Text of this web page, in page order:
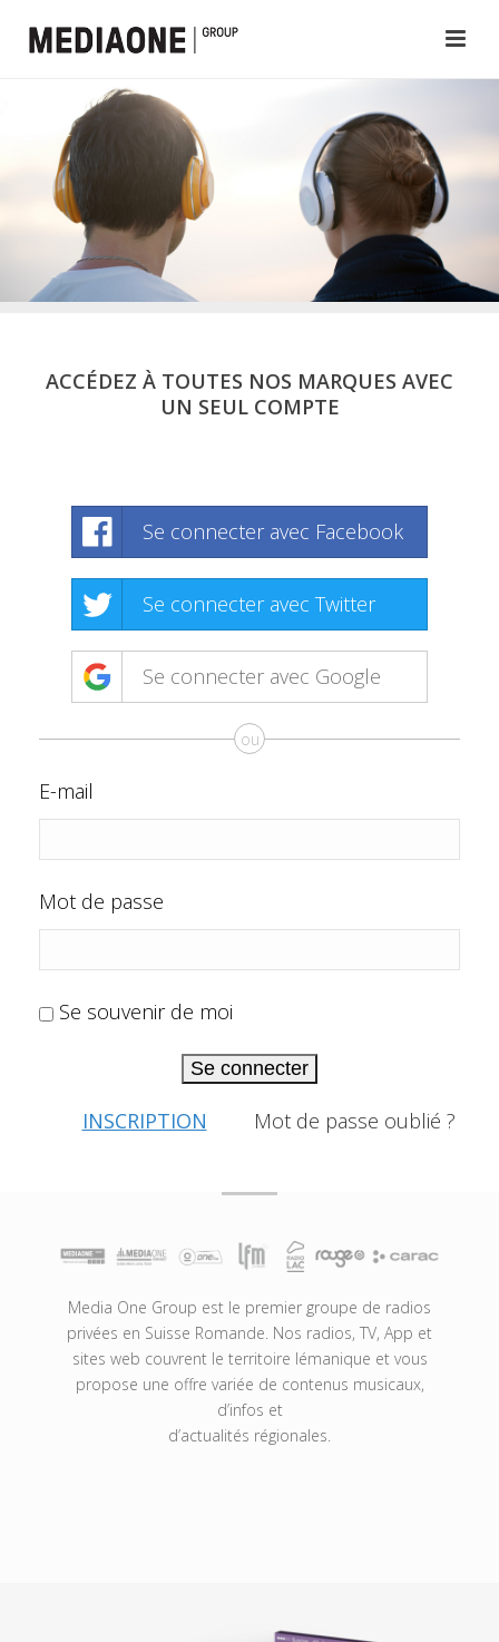
ACCÉDEZ À TOUTES NOS MARQUES AVEC
UN SEUL COMPTE
Se connecter avec Facebook
Se connecter avec Twitter
Se connecter avec Google
ou
E-mail
Mot de passe
Se souvenir de moi
Se connecter
INSCRIPTION Mot de passe oublié ?
Media One Group est le premier groupe de radios
privées en Suisse Romande. Nos radios, TV, App et
sites web couvrent le territoire lémanique et vous
propose une offre variée de contenus musicaux,
d’infos et
d’actualités régionales.